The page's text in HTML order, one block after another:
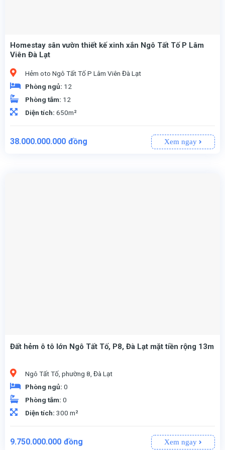
Homestay sân vườn thiết kế xinh xắn Ngô Tất Tố P Lâm
Viên Đà Lạt
Hẻm oto Ngô Tất Tố P Lâm Viên Đà Lạt
Phòng ngủ: 12
Phòng tắm: 12
Diện tích: 650m²
38.000.000.000 đồng Xem ngay
Đất hẻm ô tô lớn Ngô Tất Tố, P8, Đà Lạt mặt tiền rộng 13m
Ngô Tất Tố, phường 8, Đà Lạt
Phòng ngủ: 0
Phòng tắm: 0
Diện tích: 300 m²
9.750.000.000 đồng Xem ngay